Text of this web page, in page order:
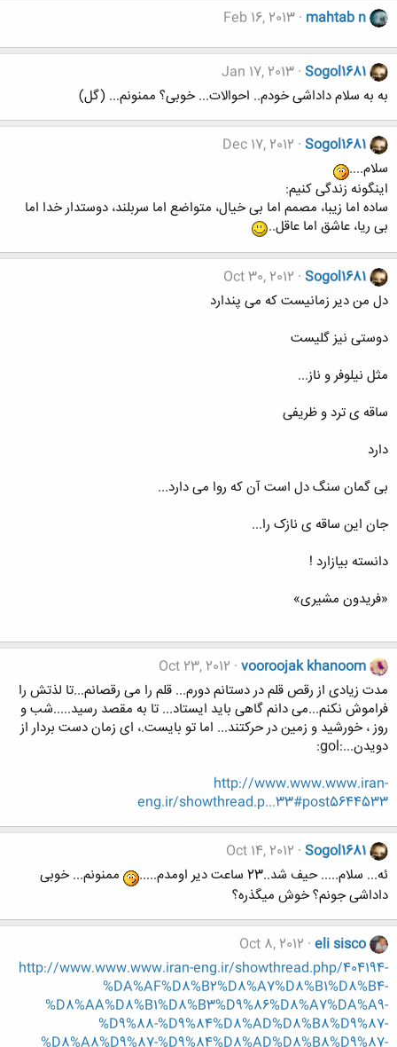
mahtab n
Feb 16, 2013
Sogol1681
Jan 17, 2013
به به سلام داداشی خودم.. احوالات... خوبی؟ ممنونم... (گل)
Sogol1681
Dec 17, 2012
سلام....
اینگونه زندگی کنیم:
ساده اما زیبا، مصمم اما بی خیال، متواضع اما سربلند، دوستدار خدا اما
بی ریا، عاشق اما عاقل..
Sogol1681
Oct 30, 2012
دل من دیر زمانیست که می پندارد
دوستی نیز گلیست
مثل نیلوفر و ناز...
ساقه ی ترد و ظریفی
دارد
بی گمان سنگ دل است آن که روا می دارد...
جان این ساقه ی نازک را...
دانسته بیازارد !
«فریدون مشیری»
vooroojak khanoom
Oct 23, 2012
مدت زیادی از رقص قلم در دستانم دورم... قلم را می رقصانم...تا لذتش را
فراموش نکنم...می دانم گاهی باید ایستاد... تا به مقصد رسید.....شب و
روز ، خورشید و زمین در حرکتند... اما تو بایست.، ای زمان دست بردار از
دویدن...:gol:
http://www.www.www.iran-
eng.ir/showthread.p...33#post5644533
Sogol1681
Oct 14, 2012
ئه... سلام..... حیف شد..23 ساعت دیر اومدم.....
ممنونم... خوبی
داداشی جونم؟ خوش میگذره؟
eli sisco
Oct 8, 2012
http://www.www.www.iran-eng.ir/showthread.php/404194-
%DA%AF%D8%B2%D8%A7%D8%B1%D8%B4-
%D8%AA%D8%B1%D8%B3%D9%86%D8%A7%DA%A9-
%D9%88-%D9%84%D8%AD%D8%B8%D9%87-